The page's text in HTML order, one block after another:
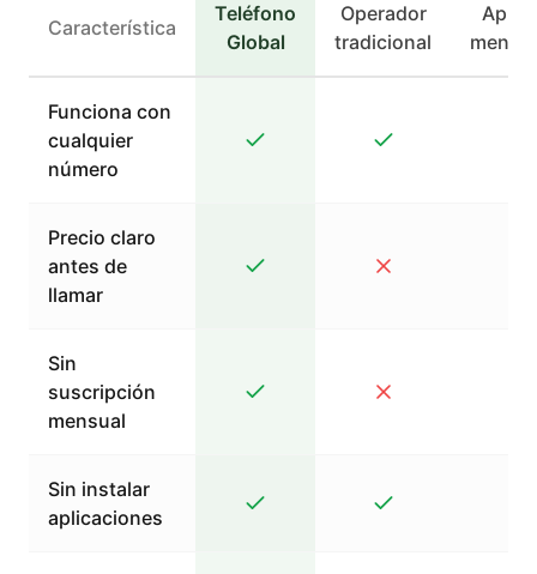
Característica
Teléfono
Global
Operador
tradicional
Apps
Funciona con
cualquier
número
Precio claro
antes de
llamar
Sin
suscripción
mensual
Sin instalar
aplicaciones